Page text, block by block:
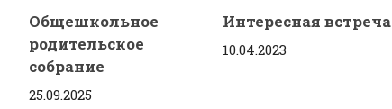
Общешкольное
родительское
собрание
25.09.2025
Интересная встреча
10.04.2023